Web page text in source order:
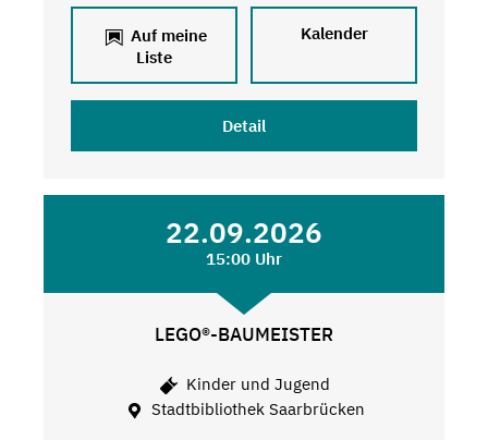
Auf meine
Liste
Kalender
Detail
22.09.2026
15:00 Uhr
LEGO®-BAUMEISTER
Kinder und Jugend
Stadtbibliothek Saarbrücken